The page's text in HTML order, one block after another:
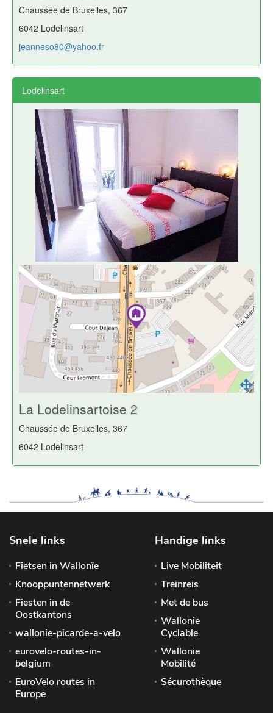
Chaussée de Bruxelles, 367
6042 Lodelinsart
jeanneso80@yahoo.fr
Lodelinsart
La Lodelinsartoise 2
Chaussée de Bruxelles, 367
6042 Lodelinsart
Snele links
Fietsen in Wallonïe
Knooppuntennetwerk
Fiesten in de
Oostkantons
wallonie-picarde-a-velo
eurovelo-routes-in-
belgium
EuroVelo routes in
Europe
Handige links
Live Mobiliteit
Treinreis
Met de bus
Wallonie
Cyclable
Wallonie
Mobilité
Sécurothèque